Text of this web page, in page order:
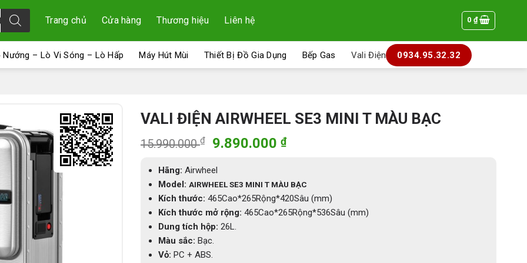
Trang chủ Cửa hàng Thương hiệu Liên hệ 0 ₫
Nướng – Lò Vi Sóng – Lò Hấp Máy Hút Mùi Thiết Bị Đồ Gia Dụng Bếp Gas Vali Điện 0934.95.32.32
VALI ĐIỆN AIRWHEEL SE3 MINI T MÀU BẠC
15.990.000₫
Giá
là:
15.990.000 ₫.
9.890.000 ₫Giá
là:
9.890.000 ₫.
Hãng: Airwheel
Model: AIRWHEEL SE3 MINI T MÀU BẠC
Kích thước: 465Cao*265Rộng*420Sâu (mm)
Kích thước mở rộng: 465Cao*265Rộng*536Sâu (mm)
Dung tích hộp: 26L.
Màu sắc: Bạc.
Vỏ: PC + ABS.